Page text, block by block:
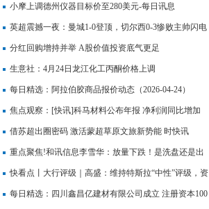
好
小摩上调德州仪器目标价至280美元-每日讯息
英超震撼一夜：曼城1-0登顶，切尔西0-3惨败主帅闪电
下课
分红回购增持并举 A股价值投资底气更足
生意社：4月24日龙江化工丙酮价格上调
每日精选：阿拉伯胶商品报价动态（2026-04-24）
焦点观察：[快讯]科马材料公布年报 净利润同比增加
10.46%
借苏超出圈密码 激活蒙超草原文旅新势能 时快讯
重点聚焦!和讯信息李雪华：放量下跌！是洗盘还是出
货？
快看点丨大行评级｜高盛：维持特斯拉“中性”评级，资
本支出及robotaxi进展放缓为主要风险
每日精选：四川鑫昌亿建材有限公司成立 注册资本100